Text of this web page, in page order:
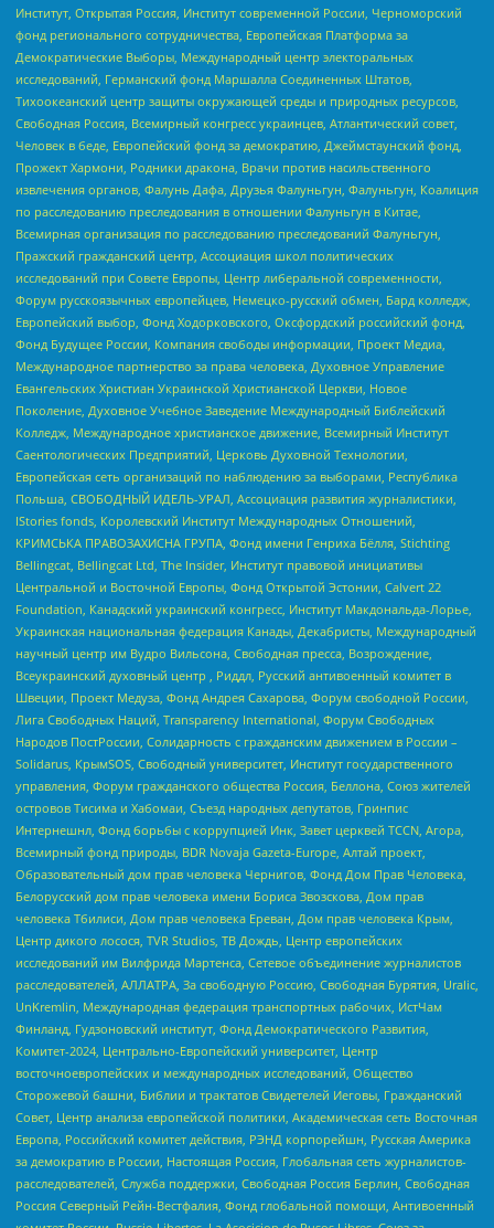
Институт, Открытая Россия, Институт современной России, Черноморский
фонд регионального сотрудничества, Европейская Платформа за
Демократические Выборы, Международный центр электоральных
исследований, Германский фонд Маршалла Соединенных Штатов,
Тихоокеанский центр защиты окружающей среды и природных ресурсов,
Свободная Россия, Всемирный конгресс украинцев, Атлантический совет,
Человек в беде, Европейский фонд за демократию, Джеймстаунский фонд,
Прожект Хармони, Родники дракона, Врачи против насильственного
извлечения органов, Фалунь Дафа, Друзья Фалуньгун, Фалуньгун, Коалиция
по расследованию преследования в отношении Фалуньгун в Китае,
Всемирная организация по расследованию преследований Фалуньгун,
Пражский гражданский центр, Ассоциация школ политических
исследований при Совете Европы, Центр либеральной современности,
Форум русскоязычных европейцев, Немецко-русский обмен, Бард колледж,
Европейский выбор, Фонд Ходорковского, Оксфордский российский фонд,
Фонд Будущее России, Компания свободы информации, Проект Медиа,
Международное партнерство за права человека, Духовное Управление
Евангельских Христиан Украинской Христианской Церкви, Новое
Поколение, Духовное Учебное Заведение Международный Библейский
Колледж, Международное христианское движение, Всемирный Институт
Саентологических Предприятий, Церковь Духовной Технологии,
Европейская сеть организаций по наблюдению за выборами, Республика
Польша, СВОБОДНЫЙ ИДЕЛЬ-УРАЛ, Ассоциация развития журналистики,
IStories fonds, Королевский Институт Международных Отношений,
КРИМСЬКА ПРАВОЗАХИСНА ГРУПА, Фонд имени Генриха Бёлля, Stichting
Bellingcat, Bellingcat Ltd, The Insider, Институт правовой инициативы
Центральной и Восточной Европы, Фонд Открытой Эстонии, Calvert 22
Foundation, Канадский украинский конгресс, Институт Макдональда-Лорье,
Украинская национальная федерация Канады, Декабристы, Международный
научный центр им Вудро Вильсона, Свободная пресса, Возрождение,
Всеукраинский духовный центр , Риддл, Русский антивоенный комитет в
Швеции, Проект Медуза, Фонд Андрея Сахарова, Форум свободной России,
Лига Свободных Наций, Transparеncy International, Форум Свободных
Народов ПостРоссии, Солидарность с гражданским движением в России –
Solidarus, КрымSOS, Свободный университет, Институт государственного
управления, Форум гражданского общества Россия, Беллона, Союз жителей
островов Тисима и Хабомаи, Съезд народных депутатов, Гринпис
Интернешнл, Фонд борьбы с коррупцией Инк, Завет церквей TCCN, Агора,
Всемирный фонд природы, BDR Novaja Gazeta-Europe, Алтай проект,
Образовательный дом прав человека Чернигов, Фонд Дом Прав Человека,
Белорусский дом прав человека имени Бориса Звозскова, Дом прав
человека Тбилиси, Дом прав человека Ереван, Дом прав человека Крым,
Центр дикого лосося, TVR Studios, ТВ Дождь, Центр европейских
исследований им Вилфрида Мартенса, Сетевое объединение журналистов
расследователей, АЛЛАТРА, За свободную Россию, Свободная Бурятия, Uralic,
UnKremlin, Международная федерация транспортных рабочих, ИстЧам
Финланд, Гудзоновский институт, Фонд Демократического Развития,
Комитет-2024, Центрально-Европейский университет, Центр
восточноевропейских и международных исследований, Общество
Сторожевой башни, Библии и трактатов Свидетелей Иеговы, Гражданский
Совет, Центр анализа европейской политики, Академическая сеть Восточная
Европа, Российский комитет действия, РЭНД корпорейшн, Русская Америка
за демократию в России, Настоящая Россия, Глобальная сеть журналистов-
расследователей, Служба поддержки, Свободная Россия Берлин, Свободная
Россия Северный Рейн-Вестфалия, Фонд глобальной помощи, Антивоенный